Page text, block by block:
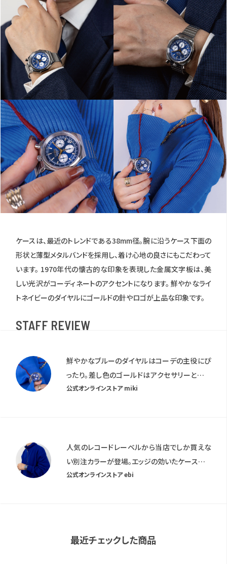
ケースは、最近のトレンドである38mm径。腕に沿うケース下面の
形状と薄型メタルバンドを採用し、着け心地の良さにもこだわって
います。 1970年代の懐古的な印象を表現した金属文字板は、美
しい光沢がコーディネートのアクセントになります。 鮮やかなライ
トネイビーのダイヤルにゴールドの針やロゴが上品な印象です。
STAFF REVIEW
鮮やかなブルーのダイヤルはコーデの主役にぴ
ったり。差し色のゴールドはアクセサリーと合わ
せて引き立てて。
公式オンラインストア miki
人気のレコードレーベルから当店でしか買えな
い別注カラーが登場。エッジの効いたケースデザ
インは他にない個性を放ちます。スーツにもスポ
公式オンラインストア ebi
最近チェックした商品